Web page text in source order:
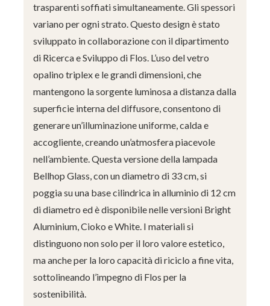
trasparenti soffiati simultaneamente. Gli spessori
variano per ogni strato. Questo design è stato
sviluppato in collaborazione con il dipartimento
di Ricerca e Sviluppo di Flos. L’uso del vetro
opalino triplex e le grandi dimensioni, che
mantengono la sorgente luminosa a distanza dalla
superficie interna del diffusore, consentono di
generare un’illuminazione uniforme, calda e
accogliente, creando un’atmosfera piacevole
nell’ambiente. Questa versione della lampada
Bellhop Glass, con un diametro di 33 cm, si
poggia su una base cilindrica in alluminio di 12 cm
di diametro ed è disponibile nelle versioni Bright
Aluminium, Cioko e White. I materiali si
distinguono non solo per il loro valore estetico,
ma anche per la loro capacità di riciclo a fine vita,
sottolineando l’impegno di Flos per la
sostenibilità.